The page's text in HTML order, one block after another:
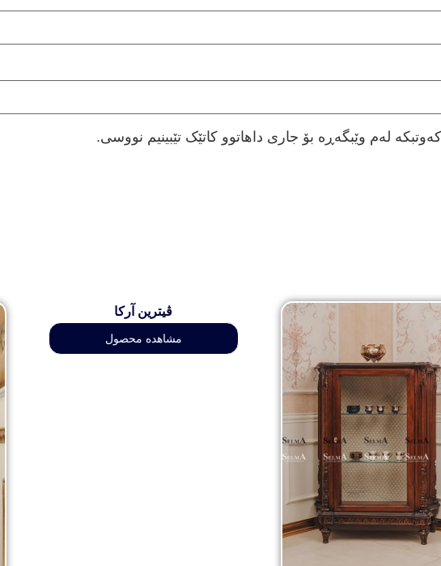
لەم وێبگەڕە بۆ جاری داهاتوو کاتێک تێبینیم نووسی.
ڤیترین آرکا
مشاهده محصول